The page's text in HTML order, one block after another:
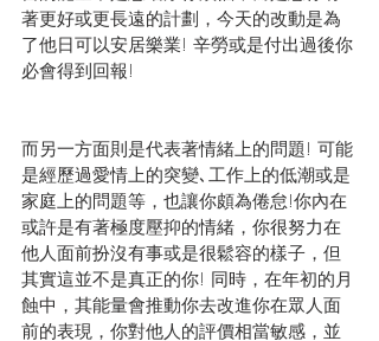
著更好或更長遠的計劃，今天的改動是為
了他日可以安居樂業! 辛勞或是付出過後你
必會得到回報!
而另一方面則是代表著情緒上的問題! 可能
是經歷過愛情上的突變､工作上的低潮或是
家庭上的問題等，也讓你頗為倦怠!你內在
或許是有著極度壓抑的情緒，你很努力在
他人面前扮沒有事或是很鬆容的樣子，但
其實這並不是真正的你! 同時，在年初的月
蝕中，其能量會推動你去改進你在眾人面
前的表現，你對他人的評價相當敏感，並